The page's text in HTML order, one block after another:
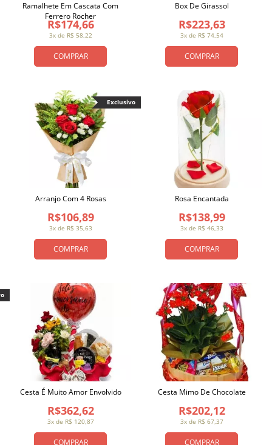
COMPRAR
3x de R$ 58,22
R$174,66
Ramalhete Em Cascata Com
Ferrero Rocher
COMPRAR
3x de R$ 74,54
R$223,63
Box De Girassol
COMPRAR
3x de R$ 35,63
R$106,89
Arranjo Com 4 Rosas
Exclusivo
COMPRAR
3x de R$ 46,33
R$138,99
Rosa Encantada
COMPRAR
3x de R$ 120,87
R$362,62
Cesta É Muito Amor Envolvido
COMPRAR
3x de R$ 67,37
R$202,12
Cesta Mimo De Chocolate